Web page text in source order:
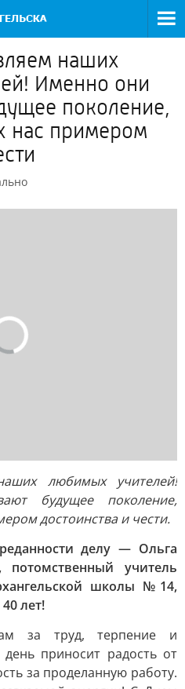
наших
Именно они
поколение,
нас примером
любимых учителей!
будущее поколение,
достоинства и чести.
делу — Ольга
потомственный учитель
школы №14,
лет!
за труд, терпение и
приносит радость от
за проделанную работу.